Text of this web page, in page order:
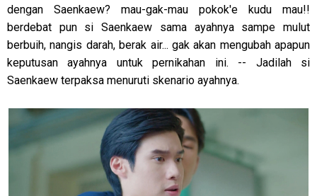
dengan Saenkaew? mau-gak-mau pokok'e kudu mau!!
berdebat pun si Saenkaew sama ayahnya sampe mulut
berbuih, nangis darah, berak air... gak akan mengubah apapun
keputusan ayahnya untuk pernikahan ini. -- Jadilah si
Saenkaew terpaksa menuruti skenario ayahnya.